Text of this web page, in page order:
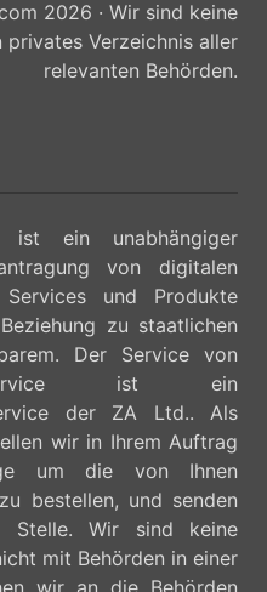
2026 · Wir sind keine
privates Verzeichnis aller
relevanten Behörden.
ist ein unabhängiger
von digitalen
Services und Produkte
zu staatlichen
Der Service von
ist ein
der ZA Ltd.. Als
wir in Ihrem Auftrag
um die von Ihnen
bestellen, und senden
Stelle. Wir sind keine
mit Behörden in einer
wir an die Behörden